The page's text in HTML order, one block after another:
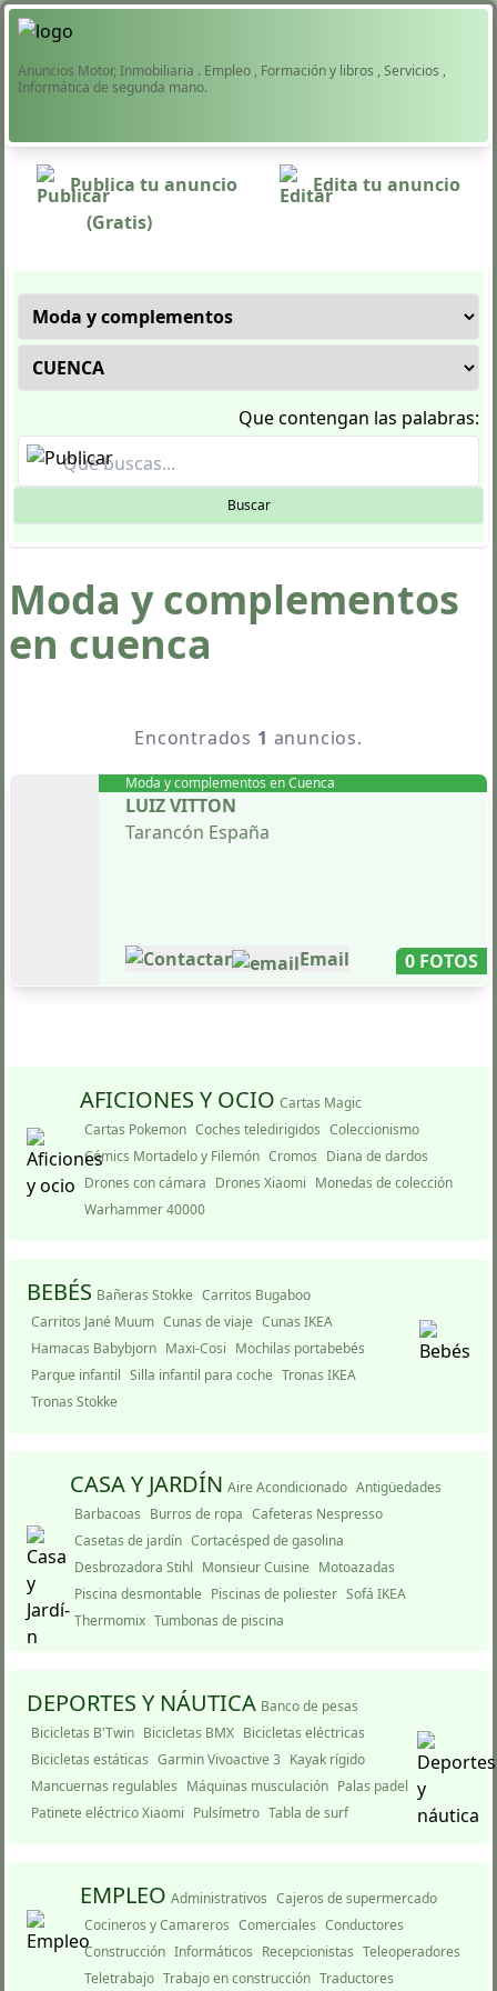
Anuncios Motor, Inmobiliaria . Empleo , Formación y libros , Servicios ,
Informática de segunda mano.
Publica tu anuncio
(Gratis)
Edita tu anuncio
Que contengan las palabras:
Buscar
Moda y complementos
en cuenca
Encontrados 1 anuncios.
Moda y complementos enCuenca
LUIZ VITTON
Tarancón España
Contactar Email 0 FOTOS
AFICIONES Y OCIO Cartas Magic
Cartas Pokemon Coches teledirigidos Coleccionismo
Cómics Mortadelo y Filemón Cromos Diana de dardos
Drones con cámara Drones Xiaomi Monedas de colección
Warhammer 40000
BEBÉS Bañeras Stokke Carritos Bugaboo
Carritos Jané Muum Cunas de viaje Cunas IKEA
Hamacas Babybjorn Maxi-Cosi Mochilas portabebés
Parque infantil Silla infantil para coche Tronas IKEA
Tronas Stokke
CASA Y JARDÍ­N Aire Acondicionado Antigüedades
Barbacoas Burros de ropa Cafeteras Nespresso
Casetas de jardí­n Cortacésped de gasolina
Desbrozadora Stihl Monsieur Cuisine Motoazadas
Piscina desmontable Piscinas de poliester Sofá IKEA
Thermomix Tumbonas de piscina
DEPORTES Y NÁUTICA Banco de pesas
Bicicletas B'Twin Bicicletas BMX Bicicletas eléctricas
Bicicletas estáticas Garmin Vivoactive 3 Kayak rí­gido
Mancuernas regulables Máquinas musculación Palas padel
Patinete eléctrico Xiaomi Pulsímetro Tabla de surf
EMPLEO Administrativos Cajeros de supermercado
Cocineros y Camareros Comerciales Conductores
Construcción Informáticos Recepcionistas Teleoperadores
Teletrabajo Trabajo en construcción Traductores